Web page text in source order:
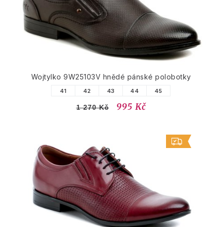
Wojtylko 9W25103V hnědé pánské polobotky
41 42 43 44 45
1 270 Kč 995 Kč